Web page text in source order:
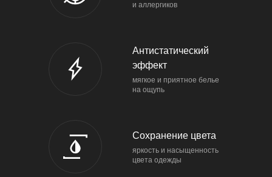
и аллергиков
Антистатический
эффект
мягкое и приятное белье
на ощупь
Сохранение цвета
яркость и насыщенность
цвета одежды